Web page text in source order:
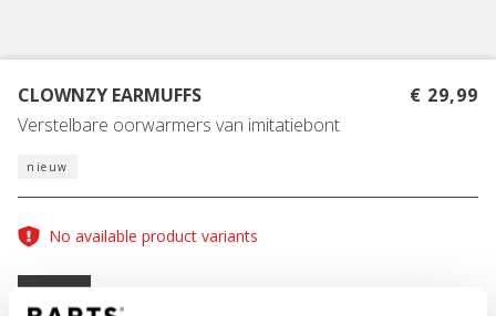
CLOWNZY EARMUFFS
Verstelbare oorwarmers van imitatiebont
€ 29,99
nieuw
No available product variants
One Size